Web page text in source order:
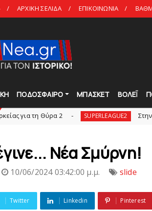
ΑΡΧΙΚΗ ΣΕΛΙΔΑ ΕΠΙΚΟΙΝΩΝΙΑ
ΠΟΔΟΣΦΑΙΡΟ ΜΠΑΣΚΕΤ ΒΟΛΕΪ
2 SUPERLEAGUE2 Στην AEΛ ο
Νέα Σμύρνη!
10/06/2024 03:42:00 μ.μ. slide
Twitter Linkedin Pinterest